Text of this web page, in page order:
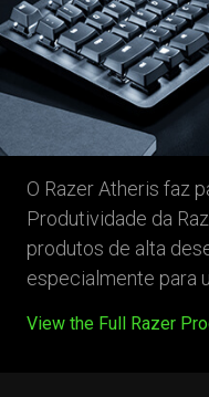
O Razer Atheris faz
Produtividade da
produtos de alta
especialmente para
View the Full Razer